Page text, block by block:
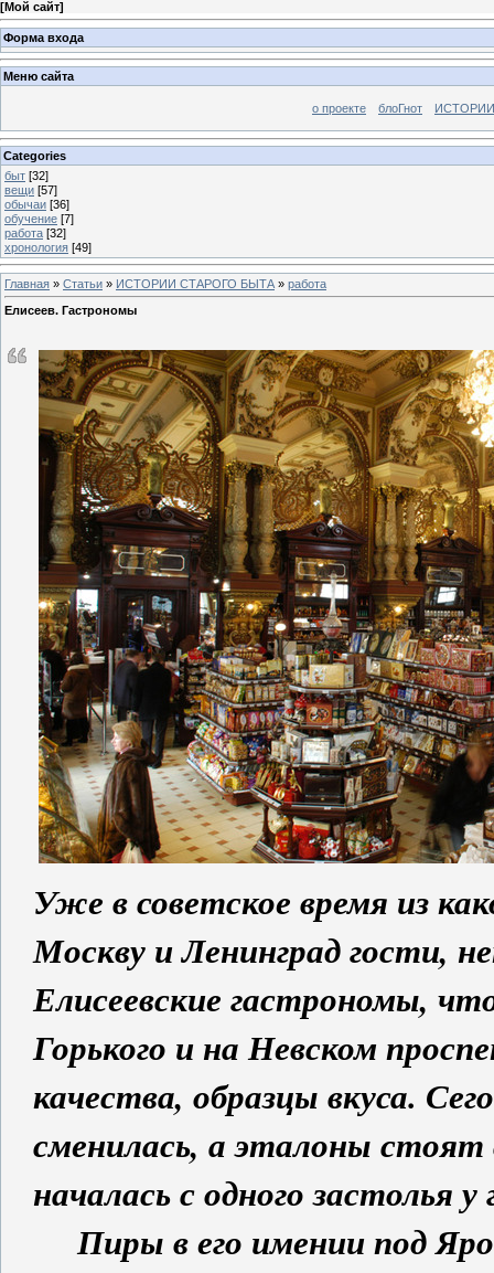
[Мой сайт]
Форма входа
Меню сайта
о проекте блоГнот
Categories
быт [32]
вещи [57]
обычаи [36]
обучение [7]
работа [32]
хронология [49]
Главная » Статьи » ИСТОРИИ СТАРОГО БЫТА » работа
Елисеев. Гастрономы
Уже в советское время из
Москву и Ленинград гости,
Елисеевские гастрономы,
Горького и на Невском
качества, образцы вкуса.
сменилась, а эталоны стоят
началась с одного застолья
Пиры в его имении под